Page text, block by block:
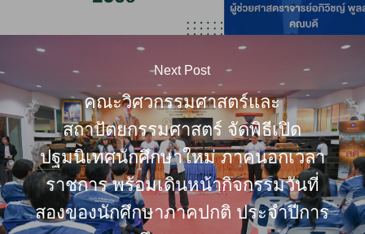
Next Post
คณะวิศวกรรมศาสตร์และ
สถาปัตยกรรมศาสตร์ จัดพิธีเปิด
ปฐมนิเทศนักศึกษาใหม่ ภาคนอกเวลา
ราชการ พร้อมเดินหน้ากิจกรรมวันที่
สองของนักศึกษาภาคปกติ ประจำปีการ